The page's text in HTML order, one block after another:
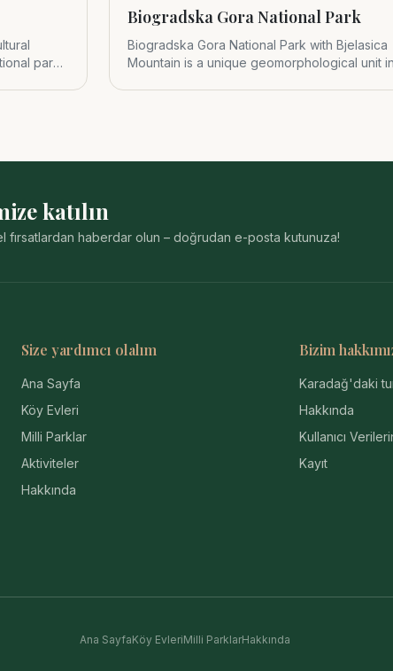
park
Biogradska Gora National Park
Biogradska Gora National Park with Bjelasica
Mountain is a unique geomorphological unit
katılın
haberdar olun – doğrudan e-posta kutunuza!
Size yardımcı olalım
Ana Sayfa
Köy Evleri
Milli Parklar
Aktiviteler
Hakkında
Bizim
Karadağ'daki
Hakkında
Kullanıcı
Kayıt
Ana SayfaKöy EvleriMilli ParklarHakkında